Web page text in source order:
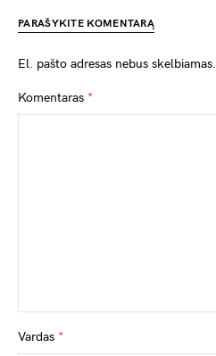
PARAŠYKITE KOMENTARĄ
El. pašto adresas nebus skelbiamas.
Komentaras *
Vardas *